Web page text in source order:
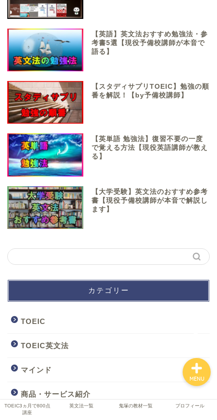
【英語】英文法おすすめ勉強法・参
考書5選【現役予備校講師が本音で
語る】
【スタディサプリTOEIC】勉強の順
番を解説！【by予備校講師】
【英単語 勉強法】復習不要の一度
で覚える方法【現役英語講師が教え
る】
【大学受験】英文法のおすすめ参考
書【現役予備校講師が本音で解説し
ます】
カテゴリー
TOEIC
TOEIC英文法
マインド
商品・サービス紹介
TOEIC3ヵ月で800点
講座
英文法一覧 鬼塚の教材一覧 プロフィール
MENU
鬼塚の教材一覧